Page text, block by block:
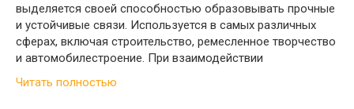
выделяется своей способностью образовывать прочные
и устойчивые связи. Используется в самых различных
сферах, включая строительство, ремесленное творчество
и автомобилестроение. При взаимодействии
Читать полностью